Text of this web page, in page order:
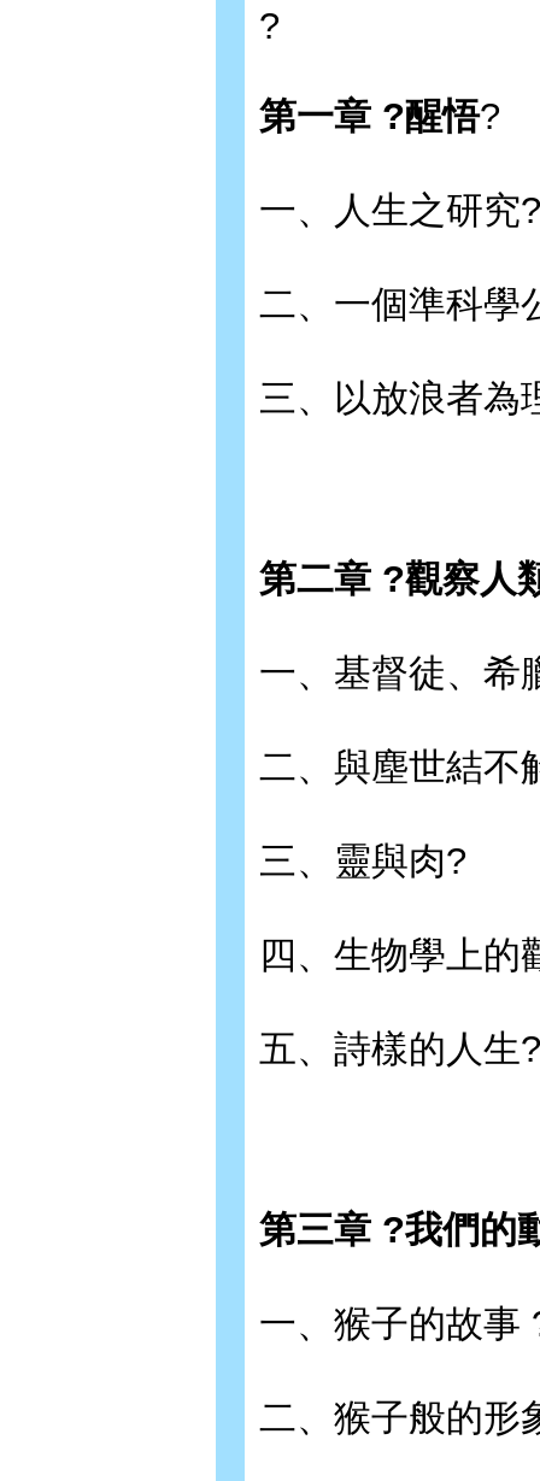
?
第一章 ?醒悟?
一、人生之研究?
二、一個準科學
三、以放浪者為
第二章 ?觀察人
一、基督徒、希
二、與塵世結不
三、靈與肉?
四、生物學上的
五、詩樣的人生?
第三章 ?我們的
一、猴子的故事
二、猴子般的形